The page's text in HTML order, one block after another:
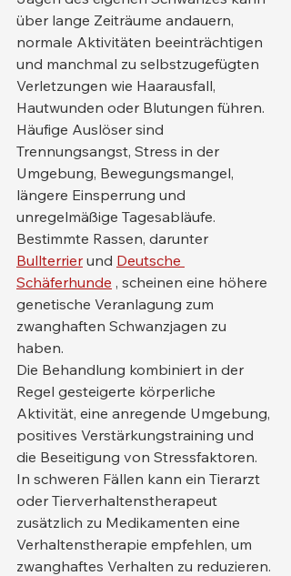
über lange Zeiträume andauern,
normale Aktivitäten beeinträchtigen
und manchmal zu selbstzugefügten
Verletzungen wie Haarausfall,
Hautwunden oder Blutungen führen.
Häufige Auslöser sind
Trennungsangst, Stress in der
Umgebung, Bewegungsmangel,
längere Einsperrung und
unregelmäßige Tagesabläufe.
Bestimmte Rassen, darunter
Bullterrier und Deutsche
Schäferhunde , scheinen eine höhere
genetische Veranlagung zum
zwanghaften Schwanzjagen zu
haben.
Die Behandlung kombiniert in der
Regel gesteigerte körperliche
Aktivität, eine anregende Umgebung,
positives Verstärkungstraining und
die Beseitigung von Stressfaktoren.
In schweren Fällen kann ein Tierarzt
oder Tierverhaltenstherapeut
zusätzlich zu Medikamenten eine
Verhaltenstherapie empfehlen, um
zwanghaftes Verhalten zu reduzieren.